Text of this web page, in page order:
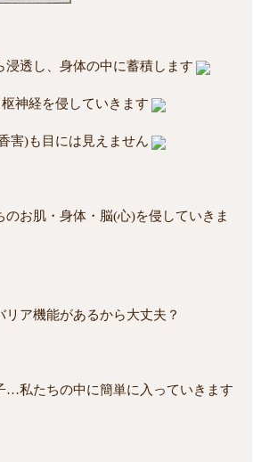
透し、身体の中に蓄積します
神経を侵していきます
害)も目には見えません
のお肌・身体・脳(心)を侵していきま
ア機能があるから大丈夫？
…私たちの中に簡単に入っていきます